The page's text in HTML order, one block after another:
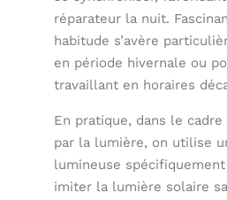
réparateur la nuit.
habitude s’avère
en période hivernale ou
travaillant en horaires
En pratique, dans le cadre
par la lumière, on utilise
lumineuse
imiter la lumière solaire